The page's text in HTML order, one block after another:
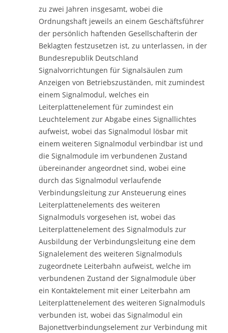
zu zwei Jahren insgesamt, wobei die
Ordnungshaft jeweils an einem Geschäftsführer
der persönlich haftenden Gesellschafterin der
Beklagten festzusetzen ist, zu unterlassen, in der
Bundesrepublik Deutschland
Signalvorrichtungen für Signalsäulen zum
Anzeigen von Betriebszuständen, mit zumindest
einem Signalmodul, welches ein
Leiterplattenelement für zumindest ein
Leuchtelement zur Abgabe eines Signallichtes
aufweist, wobei das Signalmodul lösbar mit
einem weiteren Signalmodul verbindbar ist und
die Signalmodule im verbundenen Zustand
übereinander angeordnet sind, wobei eine
durch das Signalmodul verlaufende
Verbindungsleitung zur Ansteuerung eines
Leiterplattenelements des weiteren
Signalmoduls vorgesehen ist, wobei das
Leiterplattenelement des Signalmoduls zur
Ausbildung der Verbindungsleitung eine dem
Signalelement des weiteren Signalmoduls
zugeordnete Leiterbahn aufweist, welche im
verbundenen Zustand der Signalmodule über
ein Kontaktelement mit einer Leiterbahn am
Leiterplattenelement des weiteren Signalmoduls
verbunden ist, wobei das Signalmodul ein
Bajonettverbindungselement zur Verbindung mit